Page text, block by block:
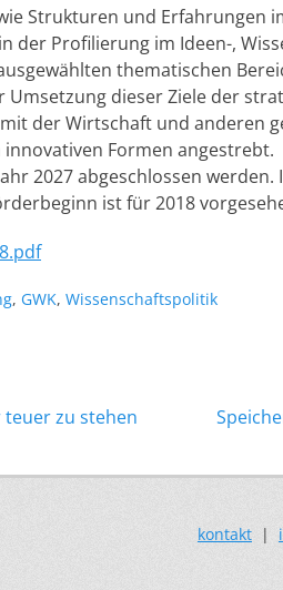
Strukturen und Erfahrungen
der Profilierung im Ideen-,
thematischen
dieser Ziele der
der Wirtschaft und anderen
Formen angestrebt.
2027 abgeschlossen
ist für 2018
, GWK, Wissenschaftspolitik
zu stehen
Nächster
kontakt |